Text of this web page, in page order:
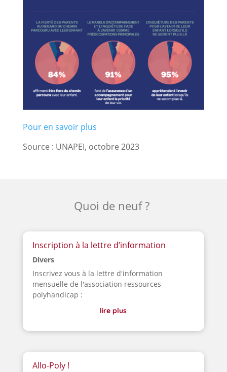
Pour en savoir plus
Source : UNAPEI, octobre 2023
Quoi de neuf ?
Inscription à la lettre d’information
Divers
Inscrivez vous à la lettre d'information
mensuelle de l'association ressources
polyhandicap :
lire plus
Allo-Poly !